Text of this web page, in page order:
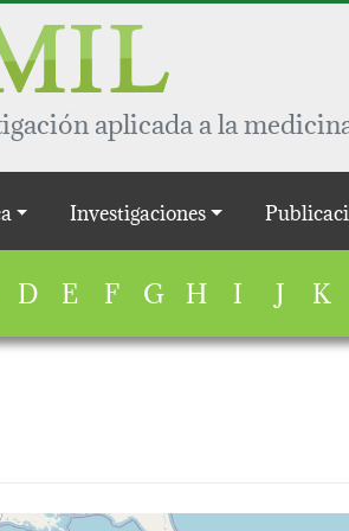
aplicada a la
Investigaciones
D E F G H I J K